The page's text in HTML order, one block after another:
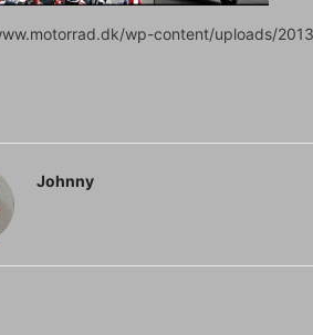
wp-content/uploads/
Johnny